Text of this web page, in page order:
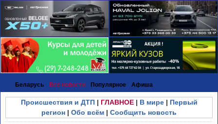
Беларусь Все новости Популярное Афиша
Происшествия и ДТП| ГЛАВНОЕ| В мире| Первый
регион | Обо всём | Сообщить новость